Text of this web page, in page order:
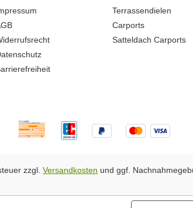
Terrassendielen
Carports
Satteldach Carports
zzgl. Versandkosten und ggf.